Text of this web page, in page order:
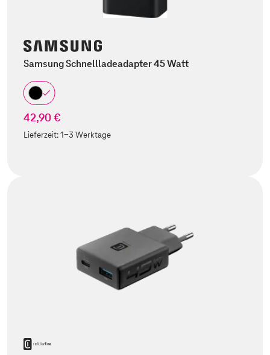
Samsung Schnellladeadapter 45 Watt
42,90 €
Lieferzeit:1-3 Werktage